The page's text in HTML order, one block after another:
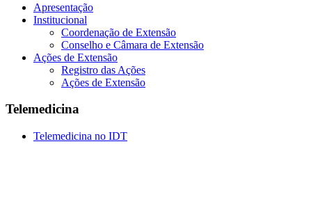
Apresentação
Institucional
Coordenação de Extensão
Conselho e Câmara de Extensão
Ações de Extensão
Registro das Ações
Ações de Extensão
Telemedicina
Telemedicina no IDT